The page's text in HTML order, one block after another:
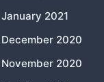
January 2021
December 2020
November 2020